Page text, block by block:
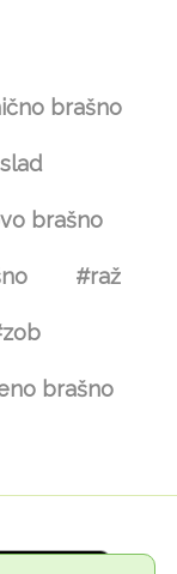
brašno
brašno
#raž
brašno